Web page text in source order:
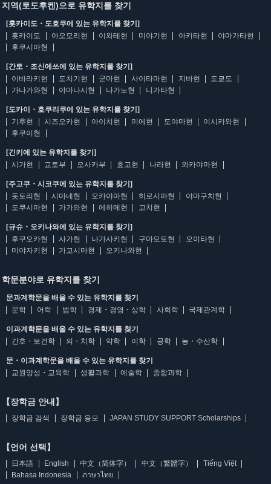
지역(토도후켄)으로 유학지를 찾기
[홋카이도・도호쿠에 있는 유학지를 찾기]
홋카이도
아오모리현 이와테현 미야기현 아키타현
야마가타현
후쿠시마현
[간토・조신에쓰에 있는 유학지를 찾기]
이바라키현
도치기현 군마현 사이타마현 지바현
도쿄도
가나가와현
야마나시현 나가노현 니가타현
[도카이・호쿠리쿠에 있는 유학지를 찾기]
기후현
시즈오카현 아이치현 미에현 도야마현
이시카와현
후쿠이현
[긴키에 있는 유학지를 찾기]
시가현
교토부 오사카부 효고현 나라현 와카야마현
[주고쿠・시코쿠에 있는 유학지를 찾기]
돗토리현
시마네현 오카야마현 히로시마현
야마구치현
도쿠시마현
가가와현 에히메현 고치현
[규슈・오키나와에 있는 유학지를 찾기]
후쿠오카현
사가현 나가사키현 구마모토현
오이타현
미야자키현
가고시마현 오키나와현
학문분야로 유학지를 찾기
문과계학문을 배울 수 있는 유학지를 찾기
문학
어학 법학 경제・경영・상학 사회학 국제관계학
이과계학문을 배울 수 있는 유학지를 찾기
간호・보건학
의・치학 약학 이학 공학 농・수산학
문・이과계학문을 배울 수 있는 유학지를 찾기
교원양성・교육학
생활과학 예술학 종합과학
【장학금 안내】
장학금 검색 장학금 응모 JAPAN STUDY SUPPORT Scholarships
【언어 선택】
日本語 English 中文（简体字） 中文（繁體字）
Tiếng Việt
Bahasa Indonesia
ภาษาไทย